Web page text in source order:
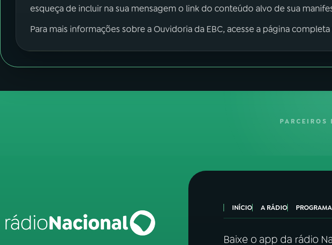
esqueça de incluir na sua mensagem o link do conteúdo alvo de sua
Para mais informações sobre a Ouvidoria da EBC, acesse a página completa
PARCEIROS
INÍCIO A RÁDIO
Baixe o app da rádio